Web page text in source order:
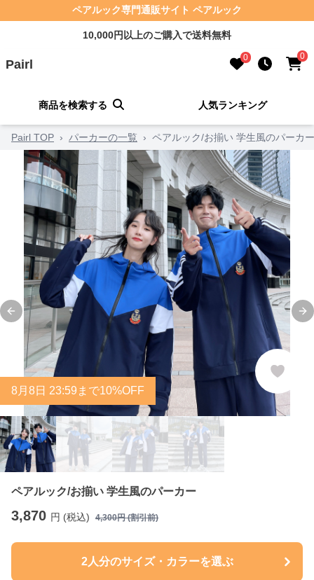
ペアルック専門通販サイト ペアルック
10,000円以上のご購入で送料無料
Pairl 0 0
商品を検索する 人気ランキング
Pairl TOP › パーカーの一覧 › ペアルック/お揃い 学生風のパーカー
Previous slide
8月 8日 23:59まで10%OFF
ペアルック/お揃い 学生風のパーカー
3,870 円 (税込) 4,300円 (割引前)
2人分のサイズ・カラーを選ぶ